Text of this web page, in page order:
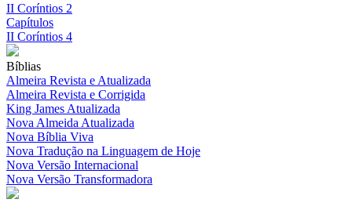
II Coríntios 2
Capítulos
II Coríntios 4
Bíblias
Almeira Revista e Atualizada
Almeira Revista e Corrigida
King James Atualizada
Nova Almeida Atualizada
Nova Bíblia Viva
Nova Tradução na Linguagem de Hoje
Nova Versão Internacional
Nova Versão Transformadora